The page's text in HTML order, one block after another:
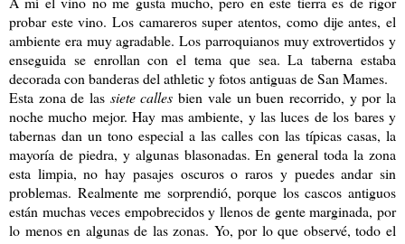
probar este vino. Los camareros super atentos, como dije antes, el
ambiente era muy agradable. Los parroquianos muy extrovertidos y
enseguida se enrollan con el tema que sea. La taberna estaba
decorada con banderas del athletic y fotos antiguas de San Mames.
Esta zona de las siete calles bien vale un buen recorrido, y por la
noche mucho mejor. Hay mas ambiente, y las luces de los bares y
tabernas dan un tono especial a las calles con las típicas casas, la
mayoría de piedra, y algunas blasonadas. En general toda la zona
esta limpia, no hay pasajes oscuros o raros y puedes andar sin
problemas. Realmente me sorprendió, porque los cascos antiguos
están muchas veces empobrecidos y llenos de gente marginada, por
lo menos en algunas de las zonas. Yo, por lo que observé, todo el